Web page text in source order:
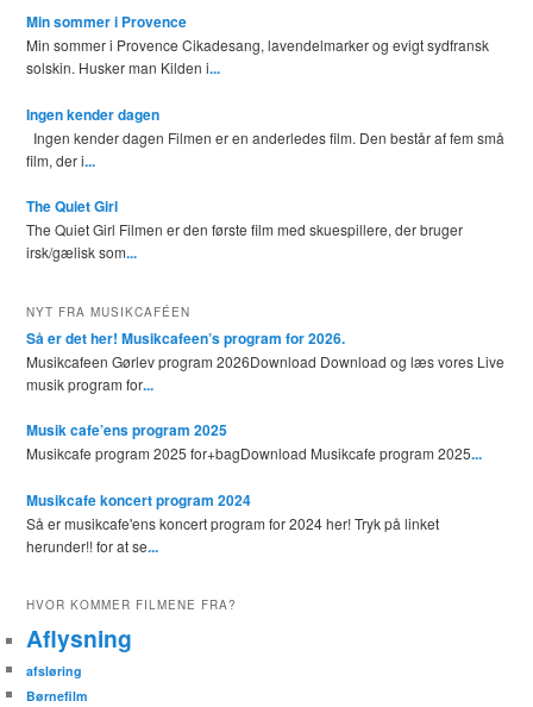
Min sommer i Provence
Min sommer i Provence Cikadesang, lavendelmarker og evigt sydfransk
solskin. Husker man Kilden i...
Ingen kender dagen
Ingen kender dagen Filmen er en anderledes film. Den består af fem små
film, der i...
The Quiet Girl
The Quiet Girl Filmen er den første film med skuespillere, der bruger
irsk/gælisk som...
NYT FRA MUSIKCAFÉEN
Så er det her! Musikcafeen’s program for 2026.
Musikcafeen Gørlev program 2026Download Download og læs vores Live
musik program for...
Musik cafe’ens program 2025
Musikcafe program 2025 for+bagDownload Musikcafe program 2025...
Musikcafe koncert program 2024
Så er musikcafe'ens koncert program for 2024 her! Tryk på linket
herunder!! for at se...
HVOR KOMMER FILMENE FRA?
Aflysning
afsløring
Børnefilm